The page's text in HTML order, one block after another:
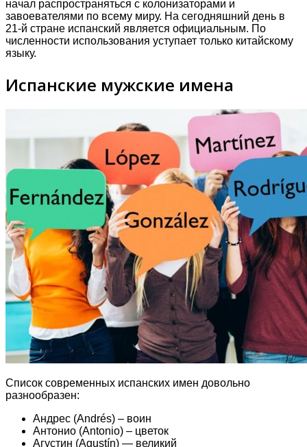
начал распространяться с колонизаторами и
завоевателями по всему миру. На сегодняшний день в
21-й стране испанский является официальным. По
численности использования уступает только китайскому
языку.
Испанские мужские имена
Список современных испанских имен довольно
разнообразен:
Андрес (Andrés) – воин
Антонио (Antonio) – цветок
Агустин (Agustín) — великий